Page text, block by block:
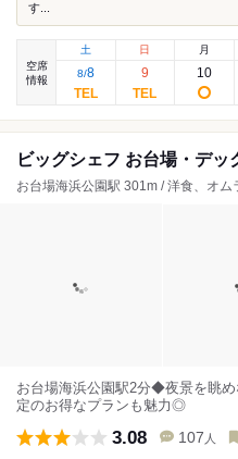
す...
空席
情報
土
8/8
日
9
月
10
ビッグシェフ お台場・デッ
お台場海浜公園駅 301m / 洋食、オム
お台場海浜公園駅2分◆夜景を眺
定のお得なプランも魅力◎
3.08 107 人